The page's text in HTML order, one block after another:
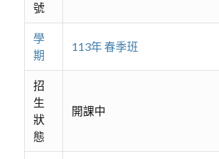
號
學
期
113年 春季班
招
生
狀
態
開課中